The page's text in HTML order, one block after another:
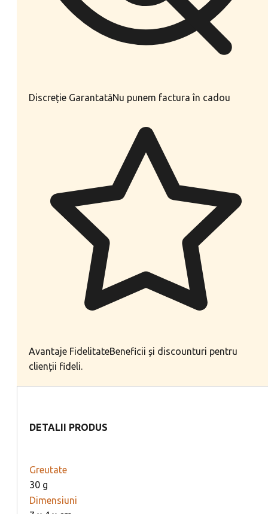
Discreție GarantatăNu punem factura în cadou
Avantaje FidelitateBeneficii și discounturi pentru
clienții fideli.
DETALII PRODUS
Greutate
30 g
Dimensiuni